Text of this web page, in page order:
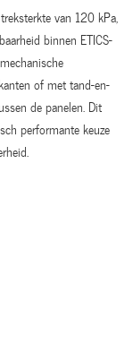
van 120 kPa,
binnen ETICS-
of met tand-en-
de panelen. Dit
performante keuze